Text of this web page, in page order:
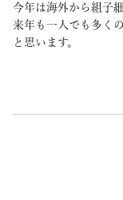
今年は海外から組子
来年も一人でも多く
と思います。